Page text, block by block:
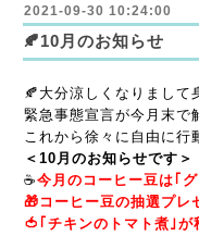
2021-09-30 10:24:00
🍂10月のお知らせ
🍂大分涼しくなりまして
緊急事態宣言が今月末で
これから徐々に自由に行
＜10月のお知らせです＞
☕今月のコーヒー豆は｢
🎁コーヒー豆の抽選プレ
🍅｢チキンのトマト煮｣が